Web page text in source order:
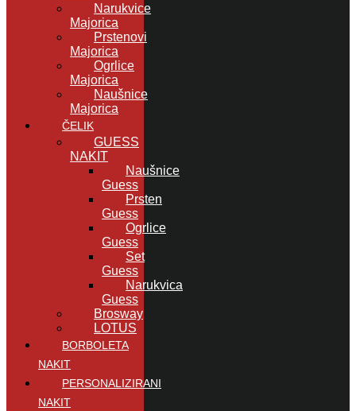
Narukvice
Majorica
Prstenovi
Majorica
Ogrlice
Majorica
Naušnice
Majorica
ČELIK
GUESS
NAKIT
Naušnice
Guess
Prsten
Guess
Ogrlice
Guess
Set
Guess
Narukvica
Guess
Brosway
LOTUS
BORBOLETA
NAKIT
PERSONALIZIRANI
NAKIT